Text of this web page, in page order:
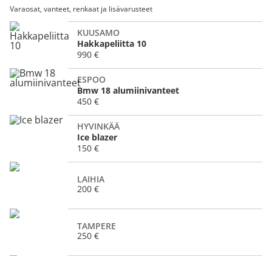
Varaosat, vanteet, renkaat ja lisävarusteet
KUUSAMO
Hakkapeliitta 10
990 €
ESPOO
Bmw 18 alumiinivanteet
450 €
HYVINKÄÄ
Ice blazer
150 €
LAIHIA
200 €
TAMPERE
250 €